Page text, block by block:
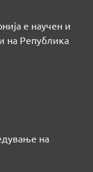
е научен и
на Република
на